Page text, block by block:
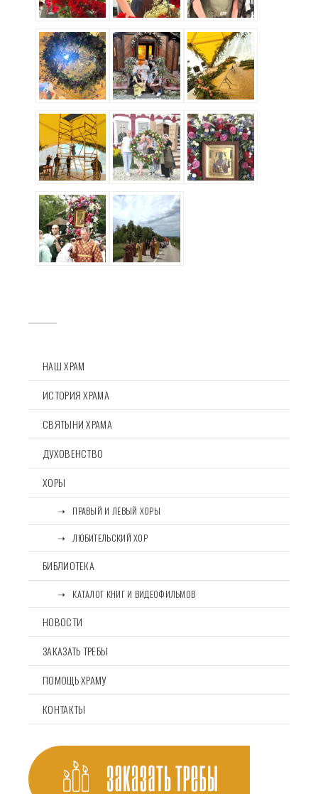
НАШ ХРАМ
ИСТОРИЯ ХРАМА
СВЯТЫНИ ХРАМА
ДУХОВЕНСТВО
ХОРЫ
⠀⠀➝⠀ПРАВЫЙ И ЛЕВЫЙ ХОРЫ
⠀⠀➝⠀ЛЮБИТЕЛЬСКИЙ ХОР
БИБЛИОТЕКА
⠀⠀➝⠀КАТАЛОГ КНИГ И ВИДЕОФИЛЬМОВ
НОВОСТИ
ЗАКАЗАТЬ ТРЕБЫ
ПОМОЩЬ ХРАМУ
КОНТАКТЫ